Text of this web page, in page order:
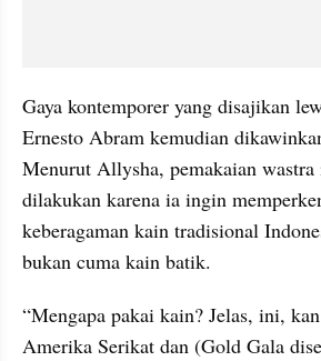
Gaya kontemporer yang disajikan
Ernesto Abram kemudian
Menurut Allysha, pemakaian wastra
dilakukan karena ia ingin
keberagaman kain tradisional
bukan cuma kain batik.
“Mengapa pakai kain? Jelas, ini,
Amerika Serikat dan (Gold Gala